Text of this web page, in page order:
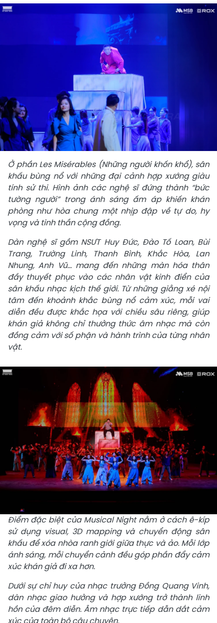
Ở phần Les Misérables (Những người khốn khổ), sân
khấu bùng nổ với những đại cảnh hợp xướng giàu
tính sử thi. Hình ảnh các nghệ sĩ đứng thành “bức
tường người” trong ánh sáng ấm áp khiến khán
phòng như hòa chung một nhịp đập về tự do, hy
vọng và tinh thần cộng đồng.
Dàn nghệ sĩ gồm NSƯT Huy Đức, Đào Tố Loan, Bùi
Trang, Trường Linh, Thanh Bình, Khắc Hòa, Lan
Nhung, Anh Vũ... mang đến những màn hóa thân
đầy thuyết phục vào các nhân vật kinh điển của
sân khấu nhạc kịch thế giới. Từ những giằng xé nội
tâm đến khoảnh khắc bùng nổ cảm xúc, mỗi vai
diễn đều được khắc họa với chiều sâu riêng, giúp
khán giả không chỉ thưởng thức âm nhạc mà còn
đồng cảm với số phận và hành trình của từng nhân
vật.
Điểm đặc biệt của Musical Night nằm ở cách ê-kíp
sử dụng visual, 3D mapping và chuyển động sân
khấu để xóa nhòa ranh giới giữa thực và ảo. Mỗi lớp
ánh sáng, mỗi chuyển cảnh đều góp phần đẩy cảm
xúc khán giả đi xa hơn.
Dưới sự chỉ huy của nhạc trưởng Đồng Quang Vinh,
dàn nhạc giao hưởng và hợp xướng trở thành linh
hồn của đêm diễn. Âm nhạc trực tiếp dẫn dắt cảm